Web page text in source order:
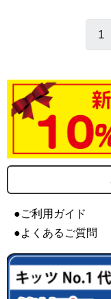
1
●ご利用ガイド
●よくあるご質問